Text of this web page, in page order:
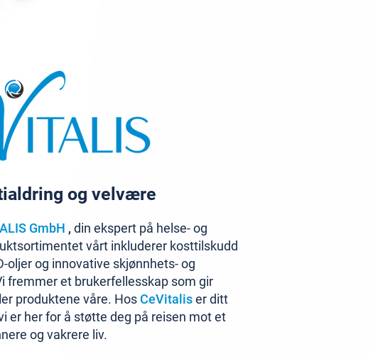
og velvære
GmbH , din ekspert på helse- og
vårt inkluderer kosttilskudd
oljer og innovative skjønnhets- og
fremmer et brukerfellesskap som gir
produktene våre. HosCeVitaliser ditt
er her for å støtte deg på reisen mot et
og vakrere liv.